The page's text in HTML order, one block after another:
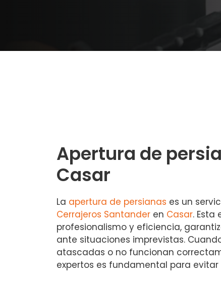
Apertura de
Casar
La apertura de persianas es un
Cerrajeros Santander en Casar. Esta
profesionalismo y eficiencia,
ante situaciones imprevistas.
atascadas o no funcionan
expertos es fundamental para